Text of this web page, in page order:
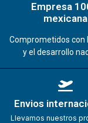
Empresa
mexicana
Comprometidos con
y el desarrollo
Envios
Llevamos nuestros